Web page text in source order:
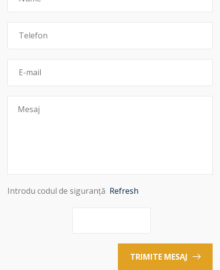
Introdu codul de siguranță Refresh
TRIMITE MESAJ